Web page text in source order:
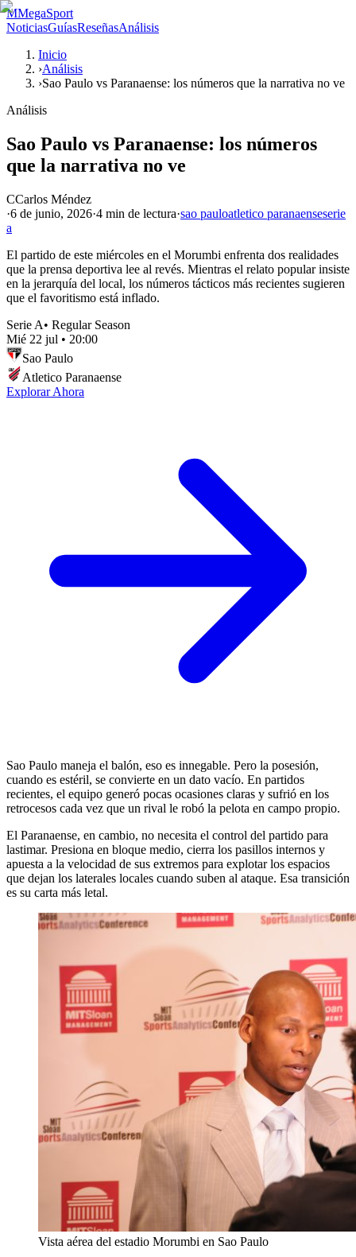
MMegaSport
NoticiasGuíasReseñasAnálisis
Inicio
›Análisis
›Sao Paulo vs Paranaense: los números que la narrativa no ve
Análisis
Sao Paulo vs Paranaense: los números
que la narrativa no ve
CCarlos Méndez
·6 de junio, 2026·4 min de lectura·sao pauloatletico paranaenseserie
a
El partido de este miércoles en el Morumbi enfrenta dos realidades
que la prensa deportiva lee al revés. Mientras el relato popular insiste
en la jerarquía del local, los números tácticos más recientes sugieren
que el favoritismo está inflado.
Serie A• Regular Season
Mié 22 jul • 20:00
Sao Paulo
Atletico Paranaense
Explorar Ahora
Sao Paulo maneja el balón, eso es innegable. Pero la posesión,
cuando es estéril, se convierte en un dato vacío. En partidos
recientes, el equipo generó pocas ocasiones claras y sufrió en los
retrocesos cada vez que un rival le robó la pelota en campo propio.
El Paranaense, en cambio, no necesita el control del partido para
lastimar. Presiona en bloque medio, cierra los pasillos internos y
apuesta a la velocidad de sus extremos para explotar los espacios
que dejan los laterales locales cuando suben al ataque. Esa transición
es su carta más letal.
Vista aérea del estadio Morumbi en Sao Paulo